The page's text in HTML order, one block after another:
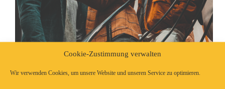
Cookie-Zustimmung verwalten
Wir verwenden Cookies, um unsere Website und unseren Service zu optimieren.